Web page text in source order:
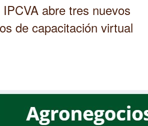
abre tres nuevos
de capacitación virtual